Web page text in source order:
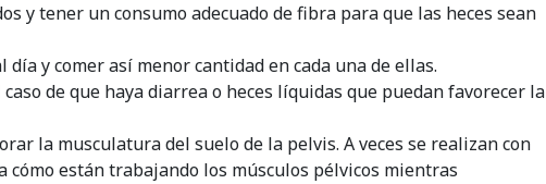
y tener un consumo adecuado de fibra para que las heces sean
y comer así menor cantidad en cada una de ellas.
caso de que haya diarrea o heces líquidas que puedan favorecer la
la musculatura del suelo de la pelvis. A veces se realizan con
cómo están trabajando los músculos pélvicos mientras